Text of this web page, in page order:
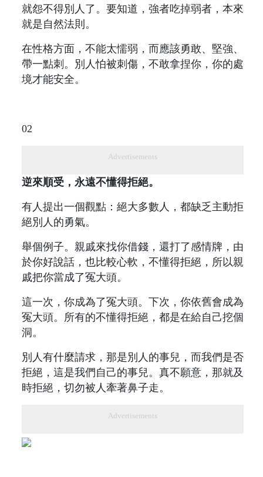
就怨不得別人了。要知道，強者吃掉弱者，本來
就是自然法則。
在性格方面，不能太懦弱，而應該勇敢、堅強、
帶一點刺。別人怕被刺傷，不敢拿捏你，你的處
境才能安全。
02
Advertisements
逆來順受，永遠不懂得拒絕。
有人提出一個觀點：絕大多數人，都缺乏主動拒
絕別人的勇氣。
舉個例子。親戚來找你借錢，還打了感情牌，由
於你好說話，也比較心軟，不懂得拒絕，所以親
戚把你當成了冤大頭。
這一次，你成為了冤大頭。下次，你依舊會成為
冤大頭。所有的不懂得拒絕，都是在給自己挖個
洞。
別人有什麼請求，那是別人的事兒，而我們是否
拒絕，這是我們自己的事兒。真不願意，那就及
時拒絕，切勿被人牽著鼻子走。
Advertisements